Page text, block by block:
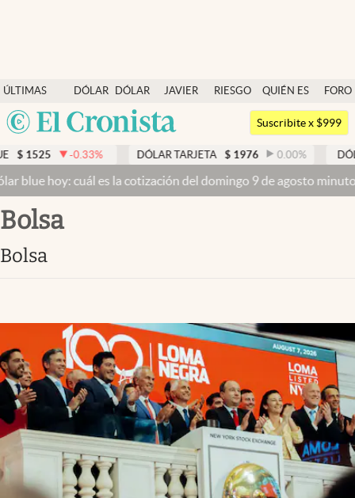
ÚLTIMAS
NOTICIAS
DÓLAR
DÓLAR
BLUE
JAVIER
RIESGO
QUIÉN ES
QUIÉN
FORO
Argentina
México
Dólar
Members
Economía y Política
Finanzas y Mercados
Mercados Online
Apertura
Infotechnology
Clase
Clima
Mundial 2026
Eventos Corporativos
Suscribite x $999
% DÓLAR TARJETA $ 1976 0.00% DÓLAR MEP $
es la cotización del domingo 9 de agosto minuto a minuto
Bolsa
Bolsa